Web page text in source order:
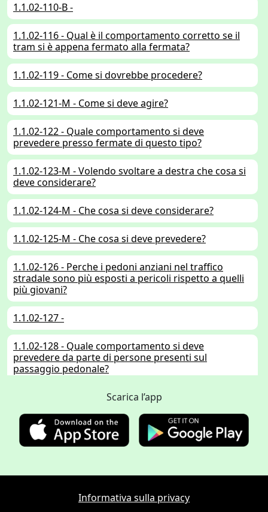
1.1.02-110-B -
1.1.02-116 - Qual è il comportamento corretto se il
tram si è appena fermato alla fermata?
1.1.02-119 - Come si dovrebbe procedere?
1.1.02-121-M - Come si deve agire?
1.1.02-122 - Quale comportamento si deve
prevedere presso fermate di questo tipo?
1.1.02-123-M - Volendo svoltare a destra che cosa si
deve considerare?
1.1.02-124-M - Che cosa si deve considerare?
1.1.02-125-M - Che cosa si deve prevedere?
1.1.02-126 - Perche i pedoni anziani nel traffico
stradale sono più esposti a pericoli rispetto a quelli
più giovani?
1.1.02-127 -
1.1.02-128 - Quale comportamento si deve
prevedere da parte di persone presenti sul
passaggio pedonale?
1.1.02-129 - Se un pedone munito di un bastone
noi come ci si deve comportare?
1.1.02-130-M - Che cosa si deve prevedere?
1.1.02-131 - Che cosa si deve prevedere?
1.1.02-132 - Come valutate la situazione?
Scarica l’app
Informativa sulla privacy